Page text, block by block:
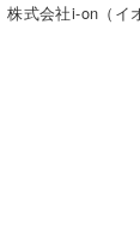
式会社i-on（イ